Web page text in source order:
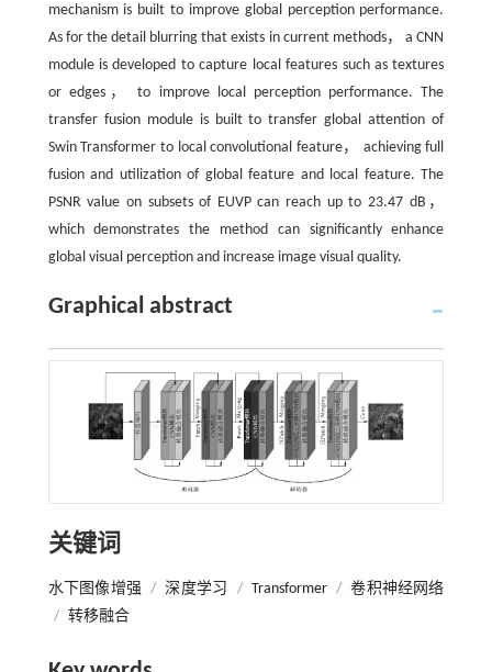
mechanism is built to improve global perception performance.
As for the detail blurring that exists in current methods， a CNN
module is developed to capture local features such as textures
or edges， to improve local perception performance. The
transfer fusion module is built to transfer global attention of
Swin Transformer to local convolutional feature， achieving full
fusion and utilization of global feature and local feature. The
PSNR value on subsets of EUVP can reach up to 23.47 dB，
which demonstrates the method can significantly enhance
global visual perception and increase image visual quality.
Graphical abstract
关键词
水下图像增强 / 深度学习 / Transformer / 卷积神经网络
/ 转移融合